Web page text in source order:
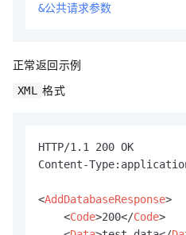
&公共请求参数
正常返回示例
XML 格式
HTTP/1.1 200 OK
Content-
<AddDatabaseResponse>
<Code>200</Code>